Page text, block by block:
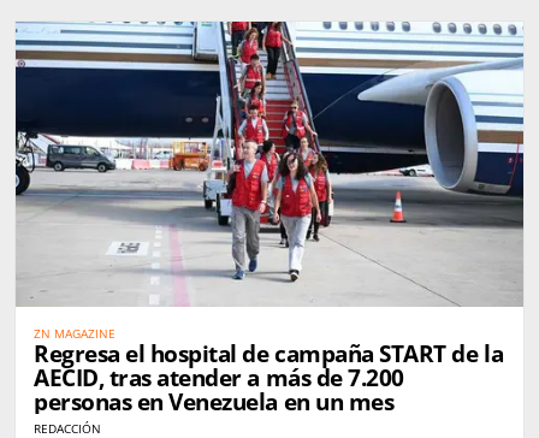
ZN MAGAZINE
Regresa el hospital de campaña START de la
AECID, tras atender a más de 7.200
personas en Venezuela en un mes
REDACCIÓN